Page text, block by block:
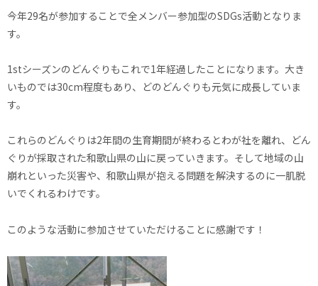
今年29名が参加することで全メンバー参加型のSDGs活動となりま
す。
1stシーズンのどんぐりもこれで1年経過したことになります。大き
いものでは30cm程度もあり、どのどんぐりも元気に成長していま
す。
これらのどんぐりは2年間の生育期間が終わるとわが社を離れ、どん
ぐりが採取された和歌山県の山に戻っていきます。そして地域の山
崩れといった災害や、和歌山県が抱える問題を解決するのに一肌脱
いでくれるわけです。
このような活動に参加させていただけることに感謝です！